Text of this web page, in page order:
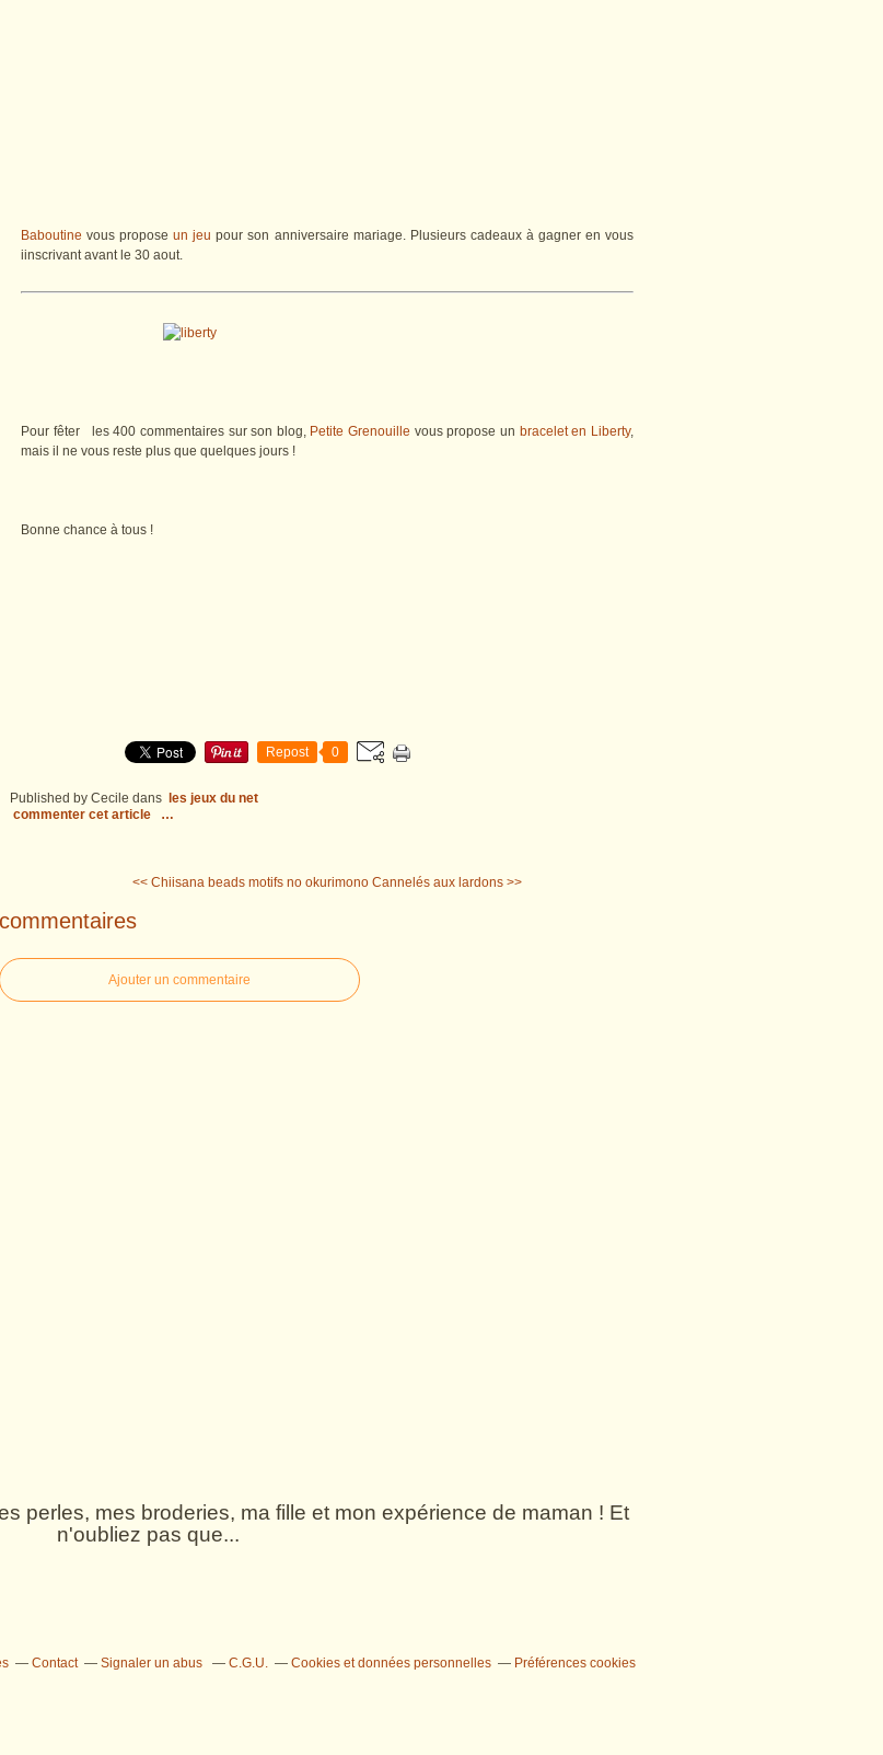
Baboutine vous proposeun jeu pour son anniversaire mariage. Plusieurs cadeaux à gagner en vous
iinscrivant avant le 30 aout.
Pour fêter les 400 commentaires sur son blog, Petite Grenouille vous propose un bracelet en Liberty,
mais il ne vous reste plus que quelques jours !
Bonne chance à tous !
Repost 0
Published by Cecile dans
les jeux du net
commenter cet article
…
<< Chiisana beads motifs no okurimono Cannelés aux lardons >>
commentaires
Ajouter un commentaire
perles, mes broderies, ma fille et mon expérience de maman ! Et
n'oubliez pas que...
Contact Signaler un abus C.G.U. Cookies et données personnelles Préférences cookies